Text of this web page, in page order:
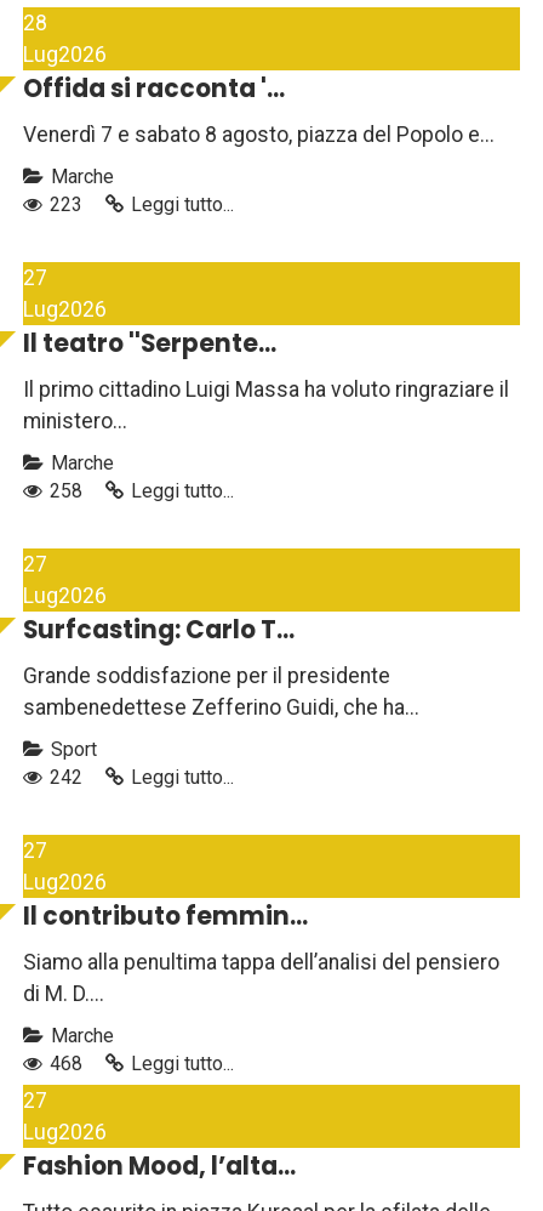
28
Lug2026
Offida si racconta '...
Venerdì 7 e sabato 8 agosto, piazza del Popolo e...
Marche
223
Leggi tutto...
27
Lug2026
Il teatro ''Serpente...
Il primo cittadino Luigi Massa ha voluto ringraziare il
ministero...
Marche
258
Leggi tutto...
27
Lug2026
Surfcasting: Carlo T...
Grande soddisfazione per il presidente
sambenedettese Zefferino Guidi, che ha...
Sport
242
Leggi tutto...
27
Lug2026
Il contributo femmin...
Siamo alla penultima tappa dell’analisi del pensiero
di M. D....
Marche
468
Leggi tutto...
27
Lug2026
Fashion Mood, l’alta...